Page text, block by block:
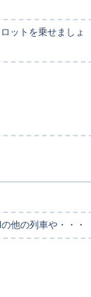
ットを乗せましょ
他の列車や・・・